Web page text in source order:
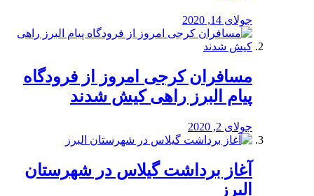
جولای 14, 2020
مسافران کرجی امروز از فرودگاه
پیام البرز راهی کیش شدند
جولای 2, 2020
آغاز برداشت گیلاس در شهرستان
البرز